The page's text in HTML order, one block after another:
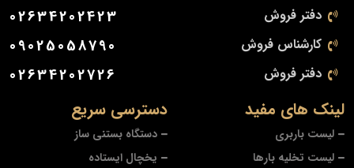
دسترسی سریع
دستگاه بستنی ساز
یخچال ایستاده
لینک های مفید
لیست باربری
لیست تخلیه بارها
دفتر فروش 02634202423
کارشناس فروش 09025058790
دفتر فروش 02634202726